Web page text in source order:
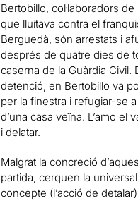
Bertobillo, col·laboradors de
que lluitava contra el
Berguedà, són arrestats i
després de quatre dies de
caserna de la Guàrdia Civil.
detenció, en Bertobillo va
per la finestra i refugiar-se a
d’una casa veïna. L’amo el
i delatar.
Malgrat la concreció
partida, cerquen la
concepte (l’acció de